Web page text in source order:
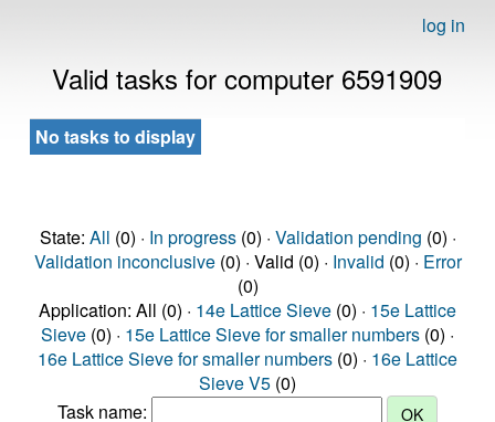
log in
Valid tasks for computer 6591909
No tasks to display
State: All (0) · In progress(0) · Validation pending (0) ·
Validation inconclusive(0) · Valid (0) · Invalid (0) · Error
(0)
Application: All (0) · 14e Lattice Sieve (0) · 15e Lattice
Sieve (0) · 15e Lattice Sieve for smaller numbers (0) ·
16e Lattice Sieve for smaller numbers (0) · 16e Lattice
Sieve V5 (0)
Task name: